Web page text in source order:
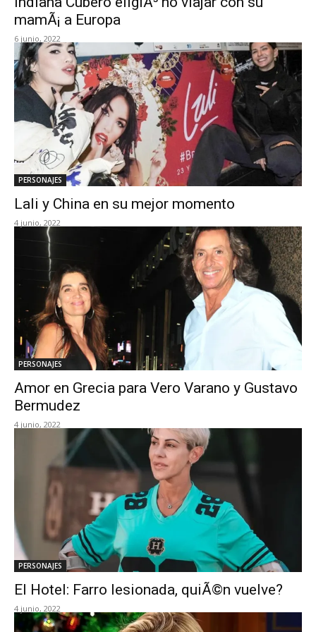
mamÃ¡ a Europa
6 junio, 2022
PERSONAJES
Lali y China en su mejor momento
4 junio, 2022
PERSONAJES
Amor en Grecia para Vero Varano y Gustavo
Bermudez
4 junio, 2022
PERSONAJES
El Hotel: Farro lesionada, quiÃ©n vuelve?
4 junio, 2022